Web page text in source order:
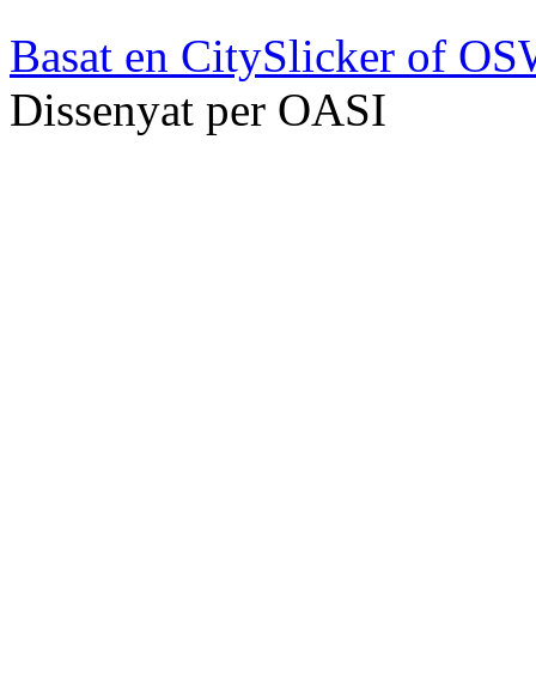
Basat en CitySlicker of
Dissenyat per OASI